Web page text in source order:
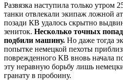
Развязка наступила только утром
танки отвлекали экипаж ложной
позади КВ удалось скрытно
зениток. Несколько точных
подбили машину. Но даже тогда
попытке немецкой пехоты
поврежденного КВ вновь начала
эту неравную борьбу лишь
гранату в пробоину.